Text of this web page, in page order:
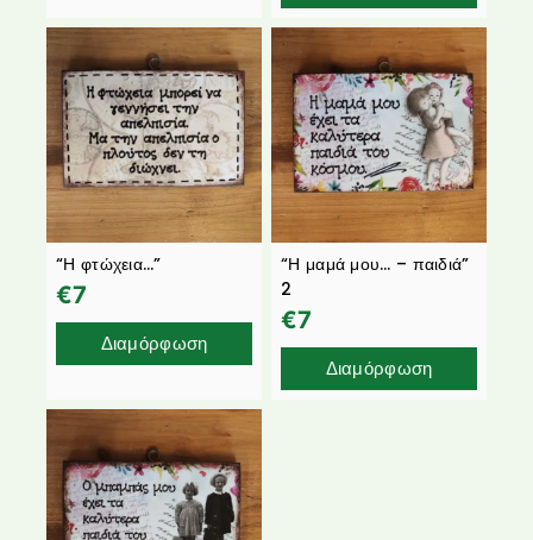
“Η φτώχεια…”
€7
Διαμόρφωση
“Η μαμά μου… – παιδιά”
2
€7
Διαμόρφωση